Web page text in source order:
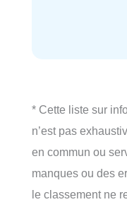
* Cette liste sur
n’est pas
en commun ou
manques ou des
le classement ne